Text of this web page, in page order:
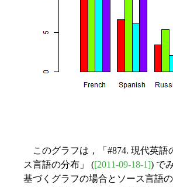
このグラフは，「#874. 現代英語
ス言語の分布」 ([2011-09-18-1]) で
基づくグラフの場合とソース言語